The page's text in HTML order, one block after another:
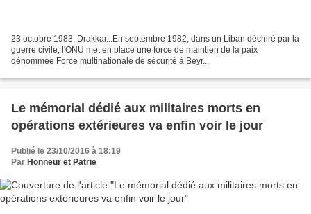
23 octobre 1983, Drakkar...En septembre 1982, dans un Liban déchiré par la
guerre civile, l'ONU met en place une force de maintien de la paix
dénommée Force multinationale de sécurité à Beyr...
Le mémorial dédié aux militaires morts en
opérations extérieures va enfin voir le jour
Publié le 23/10/2016 à 18:19
Par Honneur et Patrie